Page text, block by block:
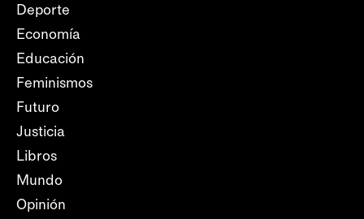
Deporte
Economía
Educación
Feminismos
Futuro
Justicia
Libros
Mundo
Opinión